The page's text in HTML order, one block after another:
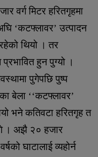
वर्ग मिटर हरितगृहमा
‘कटफ्लावर’ उत्पादन
थियो । तर
हुन पुग्यो ।
पुगेपछि पुष्प
बेला ‘‘कटफ्लावर’
भने कतिवटा हरितगृह त
। अझै २० हजार
घाटालाई व्यहोर्न